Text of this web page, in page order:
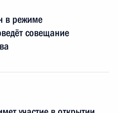
в режиме
совещание